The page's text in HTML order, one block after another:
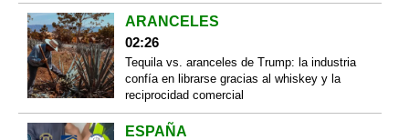
ARANCELES
02:26
Tequila vs. aranceles de Trump: la industria
confía en librarse gracias al whiskey y la
reciprocidad comercial
ESPAÑA